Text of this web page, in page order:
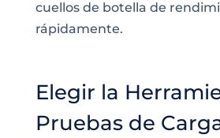
cuellos de botella de
rápidamente.
Elegir la
Pruebas de